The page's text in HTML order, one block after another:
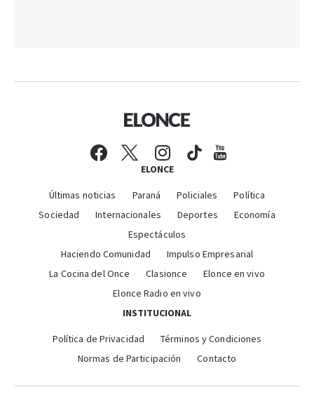
ELONCE
Últimas noticias Paraná Policiales
Política
Sociedad
Internacionales Deportes
Economía
Espectáculos
Haciendo Comunidad
Impulso Empresarial
La Cocina del Once
Clasionce
Elonce en vivo
Elonce Radio en vivo
INSTITUCIONAL
Política de Privacidad
Términos y Condiciones
Normas de Participación
Contacto